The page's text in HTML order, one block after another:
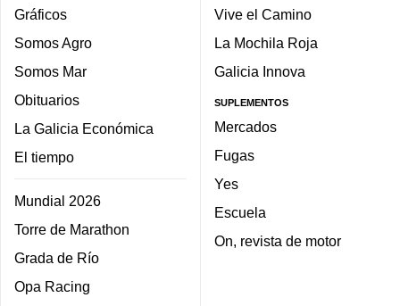
Gráficos
Somos Agro
Somos Mar
Obituarios
La Galicia Económica
El tiempo
Mundial 2026
Torre de Marathon
Grada de Río
Opa Racing
Vive el Camino
La Mochila Roja
Galicia Innova
SUPLEMENTOS
Mercados
Fugas
Yes
Escuela
On, revista de motor